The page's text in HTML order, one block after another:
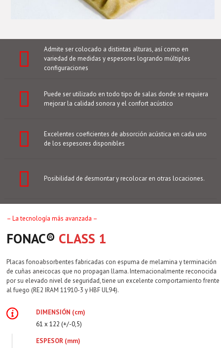
Admite ser colocado a distintas alturas, así como en
variedad de medidas y espesores logrando múltiples
configuraciones
Puede ser utilizado en todo tipo de salas donde se requiera
mejorar la calidad sonora y el confort acústico
Excelentes coeficientes de absorción acústica en cada uno
de los espesores disponibles
Posibilidad de desmontar y recolocar en otras locaciones.
– La tecnología más avanzada –
FONAC®️ CLASS 1
Placas fonoabsorbentes fabricadas con espuma de melamina y terminación
de cuñas aneicocas que no propagan llama. Internacionalmente reconocida
por su elevado nivel de seguridad, tiene un excelente comportamiento frente
al fuego (RE2 IRAM 11910-3 y HBF UL94).
DIMENSIÓN (cm)
61 x 122 (+/-0,5)
ESPESOR (mm)